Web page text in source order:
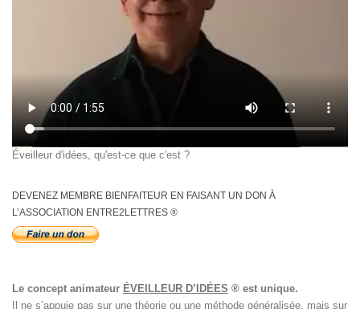
Éveilleur d'idées, qu'est-ce que c'est ?
DEVENEZ MEMBRE BIENFAITEUR EN FAISANT UN DON À
L’ASSOCIATION ENTRE2LETTRES ®
Le concept animateur ÉVEILLEUR D’IDÉES ® est unique.
Il ne s’appuie pas sur une théorie ou une méthode généralisée, mais sur